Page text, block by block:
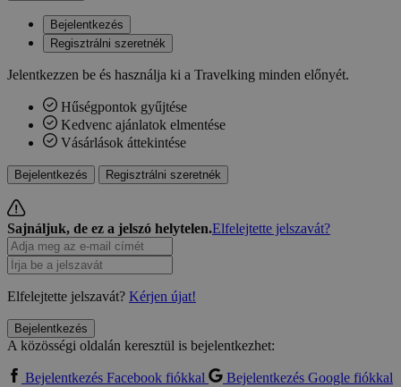
Bejelentkezés
Regisztrálni szeretnék
Jelentkezzen be és használja ki a Travelking minden előnyét.
Hűségpontok gyűjtése
Kedvenc ajánlatok elmentése
Vásárlások áttekintése
Bejelentkezés Regisztrálni szeretnék
Sajnáljuk, de ez a jelszó helytelen.Elfelejtette jelszavát?
Elfelejtette jelszavát? Kérjen újat!
Bejelentkezés
A közösségi oldalán keresztül is bejelentkezhet:
Bejelentkezés Facebook fiókkal
Bejelentkezés Google fiókkal